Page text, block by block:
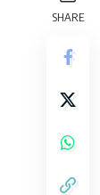
SHARE